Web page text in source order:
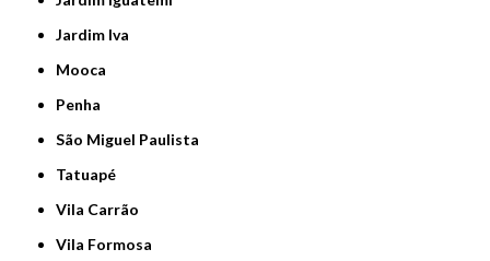
Jardim Iva
Mooca
Penha
São Miguel Paulista
Tatuapé
Vila Carrão
Vila Formosa